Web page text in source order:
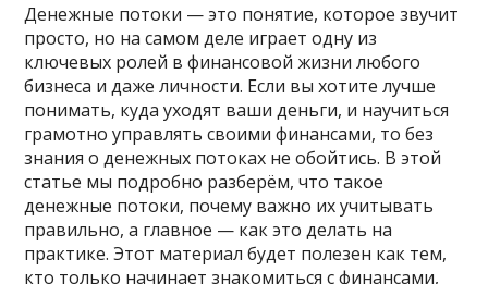
Денежные потоки — это понятие, которое звучит
просто, но на самом деле играет одну из
ключевых ролей в финансовой жизни любого
бизнеса и даже личности. Если вы хотите лучше
понимать, куда уходят ваши деньги, и научиться
грамотно управлять своими финансами, то без
знания о денежных потоках не обойтись. В этой
статье мы подробно разберём, что такое
денежные потоки, почему важно их учитывать
правильно, а главное — как это делать на
практике. Этот материал будет полезен как тем,
кто только начинает знакомиться с финансами,